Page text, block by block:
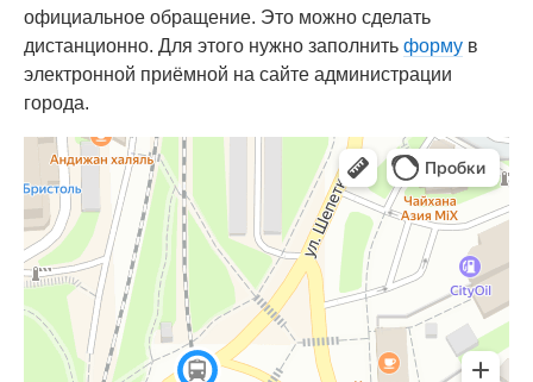
официальное обращение. Это можно сделать
дистанционно. Для этого нужно заполнить форму в
электронной приёмной на сайте администрации
города.